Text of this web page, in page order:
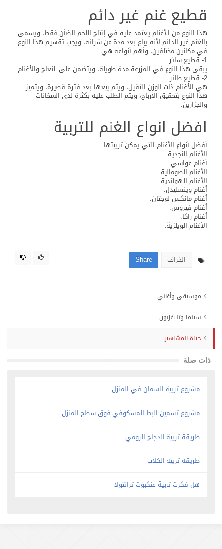
قطيع غنم غير دائم
هذا النوع من الأغنام يعتمد عليه في إنتاج اللحم الضأن فقط، ويسمى
بالغنم غير الدائم لأنه يباع بعد مدة من شرائه، ويجب تقسيم هذا النوع
في مكانين مختلفين، وأهم أنواعه هي:
1- قطيع سائر
يبقى هذا النوع في المزرعة مدة طويلة، ويتضمن على النعاج والأغنام.
2- قطيع طائر
هي الأغنام ذات الوزن الثقيل، ويتم بيعها بعد فترة قصيرة، ويتميز
هذا النوع بتحقيق الأرباح، ويتم الطلب عليه بكثرة لدى السخانات
والجزارين.
افضل انواع الغنم للتربية
أفضل أنواع الأغنام التي يمكن تربيتها:
الأغنام النجدية.
أغنام عواسي.
الأغنام الصومالية.
الأغنام الهولندية.
أغنام وينسليدل.
أغنام مانكس لوجتان.
أغنام فيروس.
أغنام راكا.
الأغنام الويلزية.
الخراف Share
موسيقى وأغاني
سينما وتليفزيون
حياة المشاهير
ذات صلة
مشروع تربية السمان في المنزل
مشروع تسمين البط المسكوفي فوق سطح المنزل
طريقة تربية الدجاج الرومي
طريقة تربية الكلاب
هل فكرت تربية عنكبوت ترانتولا